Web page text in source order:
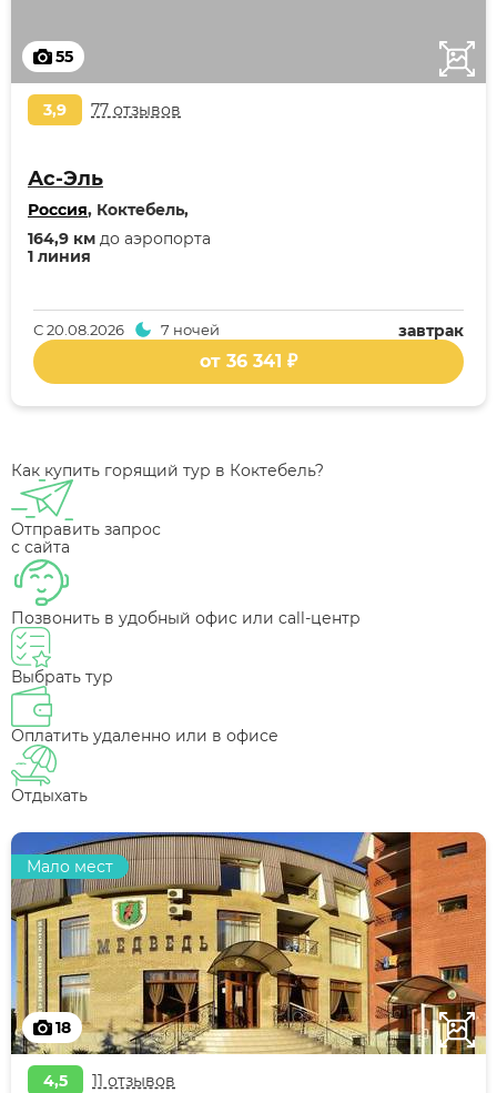
55
3,9 77 отзывов
Ас-Эль
Россия, Коктебель,
1 линия
164,9 км до аэропорта
завтрак
С20.08.2026 7 ночей
от 36 341 ₽
Как купить горящий тур в Коктебель?
Отправить запрос
с сайта
Позвонить в удобный офис или call-центр
Выбрать тур
Оплатить удаленно или в офисе
Отдыхать
18
Мало мест
4,5 11 отзывов